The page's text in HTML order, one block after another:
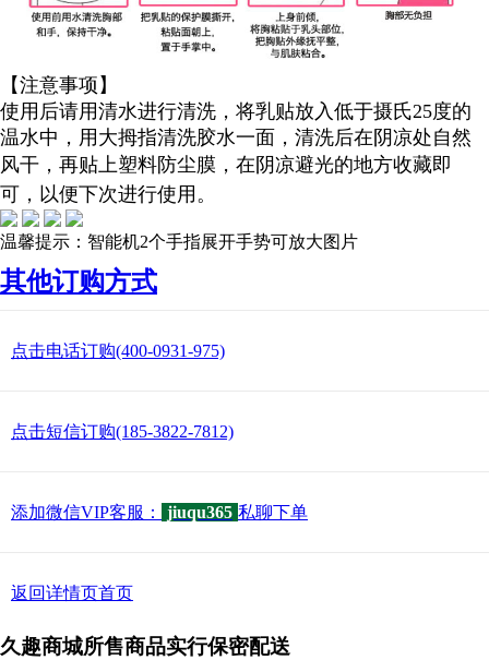
【注意事项】
使用后请用清水进行清洗，将乳贴放入低于摄氏25度的
温水中，用大拇指清洗胶水一面，清洗后在阴凉处自然
风干，再贴上塑料防尘膜， 在阴凉避光的地方收藏即
可， 以便下次进行使用。
温馨提示：智能机2个手指展开手势可放大图片
其他订购方式
点击电话订购(400-0931-975)
点击短信订购(185-3822-7812)
添加微信VIP客服： jiuqu365 私聊下单
返回详情页首页
久趣商城所售商品实行保密配送